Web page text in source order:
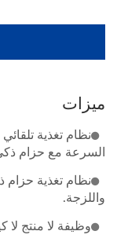
ميزات
نظام تغذية
السرعة مع حزام
نظام تغذية حزام
واللزجة.
وظيفة لا منتج لا